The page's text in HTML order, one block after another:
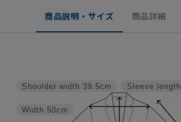
商品説明・サイズ 商品詳細
Sleeve length
Width 50cm
Shoulder width 39.5cm